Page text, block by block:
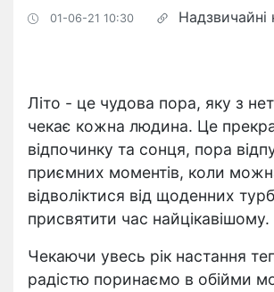
01-06-21 10:30 Надзвичайні
Літо - це чудова пора, яку з
чекає кожна людина. Це
відпочинку та сонця, пора
приємних моментів, коли
відволіктися від щоденних
присвятити час найцікавішому.
Чекаючи увесь рік настання
радістю поринаємо в обійми